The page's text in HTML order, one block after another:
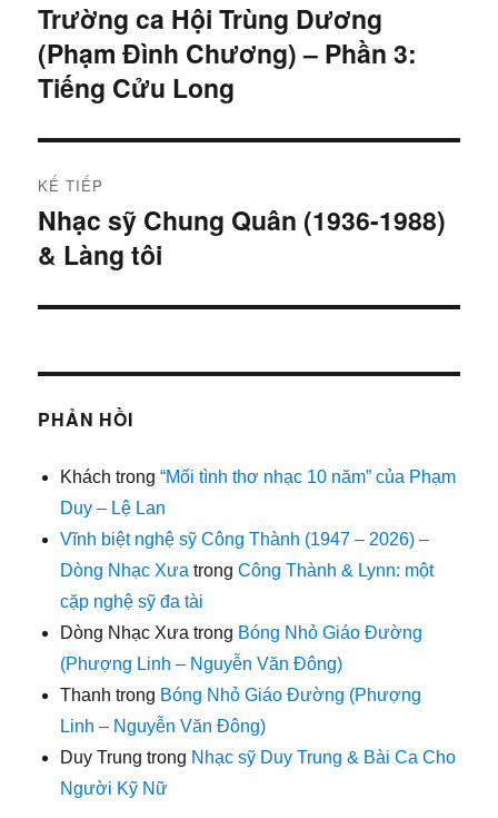
hướng
bài
viết
Bài
trước:
Trường ca Hội Trùng Dương
(Phạm Đình Chương) – Phần 3:
Tiếng Cửu Long
KẾ TIẾP
Bài
tiếp:
Nhạc sỹ Chung Quân (1936-1988)
& Làng tôi
PHẢN HỒI
Khách trong“Mối tình thơ nhạc 10 năm” của Phạm
Duy – Lệ Lan
Vĩnh biệt nghệ sỹ Công Thành (1947 – 2026) –
Dòng Nhạc Xưa trongCông Thành & Lynn: một
cặp nghệ sỹ đa tài
Dòng Nhạc Xưa trong Bóng Nhỏ Giáo Đường
(Phượng Linh – Nguyễn Văn Đông)
Thanh trong Bóng Nhỏ Giáo Đường (Phượng
Linh – Nguyễn Văn Đông)
Duy Trung trong Nhạc sỹ Duy Trung & Bài Ca Cho
Người Kỹ Nữ